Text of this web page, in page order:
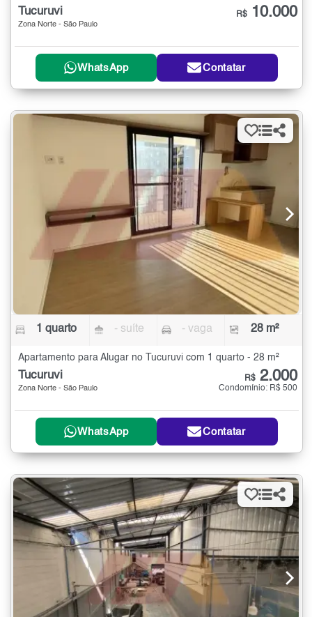
Tucuruvi
Zona Norte - São Paulo
R$ 10.000
WhatsApp Contatar
1 quarto - suíte - vaga 28 m²
Apartamento para Alugar no Tucuruvi com 1 quarto - 28 m²
Tucuruvi
Zona Norte - São Paulo
R$ 2.000
Condomínio: R$ 500
WhatsApp Contatar